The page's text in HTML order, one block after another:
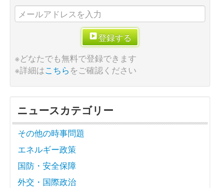
登録する
※どなたでも無料で登録できます
※詳細はこちらをご確認ください
ニュースカテゴリー
その他の時事問題
エネルギー政策
国防・安全保障
外交・国際政治